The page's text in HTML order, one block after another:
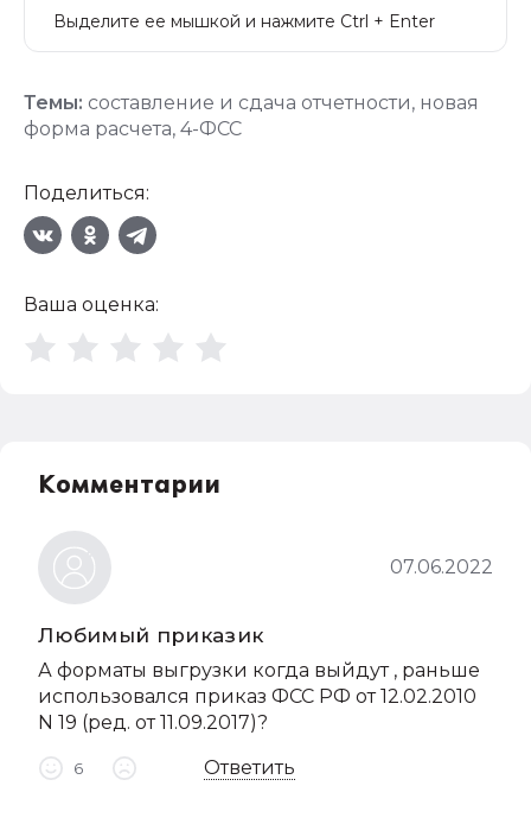
Выделите ее мышкой и нажмите Ctrl + Enter
Темы: составление и сдача отчетности, новая
форма расчета, 4-ФСС
Поделиться:
Ваша оценка:
Комментарии
Любимый приказик
07.06.2022
А форматы выгрузки когда выйдут , раньше
использовался приказ ФСС РФ от 12.02.2010
N 19 (ред. от 11.09.2017)?
6 Ответить